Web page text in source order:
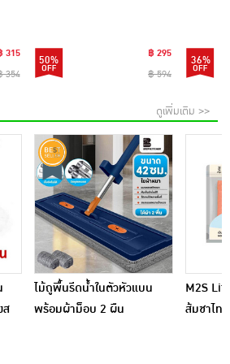
315
354
50%
฿ 295
฿ 594
36%
ดูเพิ่มเติม >>
ส
ไม้ถูพื้นรีดน้ำในตัวหัวแบน
พร้อมผ้าม็อบ 2 ผืน
M2S
ส้มชาไท